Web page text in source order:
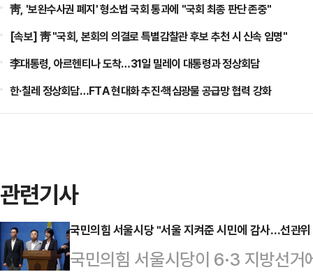
靑, '보완수사권 폐지' 형소법 국회 통과에 "국회 최종 판단 존중"
[속보] 靑 "국회, 본회의 의결로 특별감찰관 후보 추천 시 신속 임명"
李대통령, 아르헨티나 도착…31일 밀레이 대통령과 정상회담
한·칠레 정상회담…FTA 현대화 추진·핵심광물 공급망 협력 강화
관련기사
국민의힘 서울시당 "서울 지켜준 시민에 감사…선관
국민의힘 서울시당이 6·3 지방선